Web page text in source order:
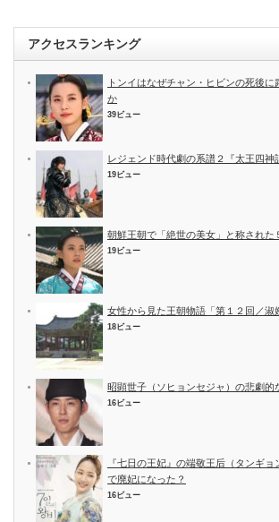
アクセスランキング
トンイはなぜチャン・ヒビンの死後
か
39ビュー
レジェンド時代劇の系譜２『太王四神
19ビュー
朝鮮王朝で「絶世の美女」と称された
19ビュー
女性から見た王朝物語「第１２回／淑
18ビュー
昭顕世子（ソヒョンセジャ）の悲劇的
16ビュー
『七日の王妃』の端敬王后（タンギ
で廃妃になった？
16ビュー